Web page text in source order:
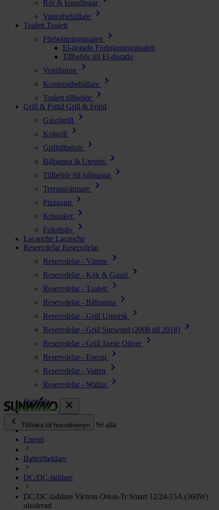
Rör & kopplingar
Vattenbehållare chevron_right
Toalett Toalett
Förbränningstoalett
chevron_right
El-dorado Förbränningstoalett
Tillbehör till El-dorado
Ventilation
chevron_right
Kompostbehållare chevron_right
Toalett tillbehör chevron_right
Grill & Fritid Grill & Fritid
Gasolgrill
chevron_right
Kolgrill chevron_right
Grilltillbehör chevron_right
Bålpanna & Utespis chevron_right
Tillbehör till bålpanna chevron_right
Terrassvärmare chevron_right
Pizzaugn chevron_right
Krispaket chevron_right
Friluftsliv chevron_right
Lacanche Lacanche
Reservdelar Reservdelar
Reservdelar - Värme
chevron_right
Reservdelar - Kök & Gasol chevron_right
Reservdelar - Toalett chevron_right
Reservdelar - Bålpanna chevron_right
Reservdelar - Grill Urnorsk chevron_right
Reservdelar - Grill Sunwind (2008 till 2018) chevron_right
Reservdelar - Grill Jamie Oliver chevron_right
Reservdelar - Energi chevron_right
Reservdelar - Vatten chevron_right
Reservdelar - Wallas
chevron_right
close
chevron_left
Tillbaka till huvudmenyn Se alla
Energi
Kök & Gasol chevron_right
Värme chevron_right
Vatten chevron_right
Startsida
Energi
Batteriladdare
DC/DC-laddare
DC/DC-laddare Victron Orion-Tr Smart 12/24-15A (360W)
oisolerad